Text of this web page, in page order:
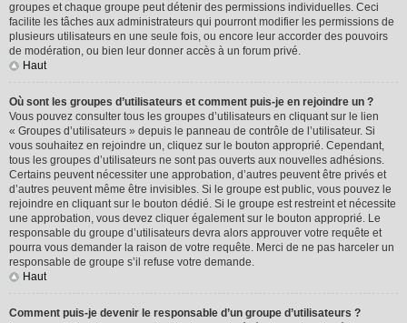
groupes et chaque groupe peut détenir des permissions individuelles. Ceci
facilite les tâches aux administrateurs qui pourront modifier les permissions de
plusieurs utilisateurs en une seule fois, ou encore leur accorder des pouvoirs
de modération, ou bien leur donner accès à un forum privé.
Haut
Où sont les groupes d’utilisateurs et comment puis-je en rejoindre un ?
Vous pouvez consulter tous les groupes d’utilisateurs en cliquant sur le lien
« Groupes d’utilisateurs » depuis le panneau de contrôle de l’utilisateur. Si
vous souhaitez en rejoindre un, cliquez sur le bouton approprié. Cependant,
tous les groupes d’utilisateurs ne sont pas ouverts aux nouvelles adhésions.
Certains peuvent nécessiter une approbation, d’autres peuvent être privés et
d’autres peuvent même être invisibles. Si le groupe est public, vous pouvez le
rejoindre en cliquant sur le bouton dédié. Si le groupe est restreint et nécessite
une approbation, vous devez cliquer également sur le bouton approprié. Le
responsable du groupe d’utilisateurs devra alors approuver votre requête et
pourra vous demander la raison de votre requête. Merci de ne pas harceler un
responsable de groupe s’il refuse votre demande.
Haut
Comment puis-je devenir le responsable d’un groupe d’utilisateurs ?